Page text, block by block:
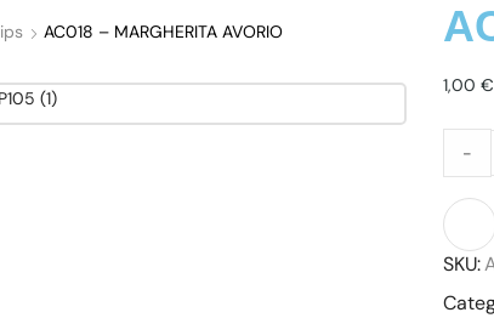
AC018 – MARGHERITA AVORIO
1,00 €
-
SKU: